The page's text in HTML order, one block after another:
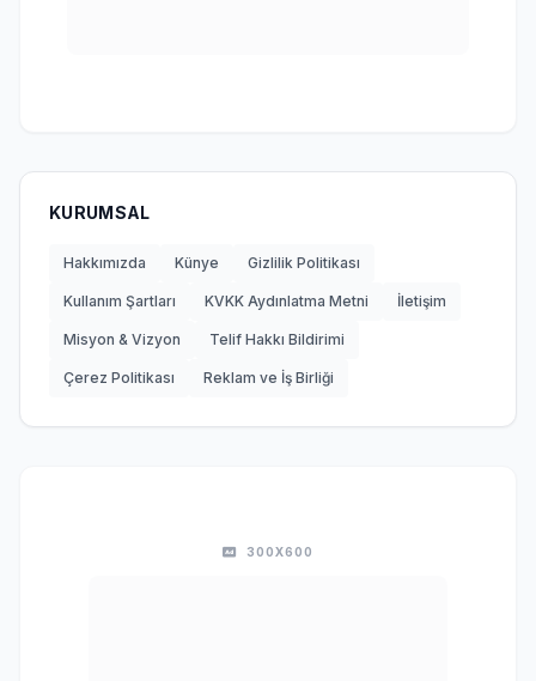
KURUMSAL
Hakkımızda Künye Gizlilik Politikası
Kullanım Şartları KVKK Aydınlatma Metni İletişim
Misyon & Vizyon Telif Hakkı Bildirimi
Çerez Politikası Reklam ve İş Birliği
300X600